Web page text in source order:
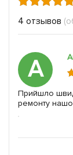
4 отзывов
А
Прийшло
ремонту